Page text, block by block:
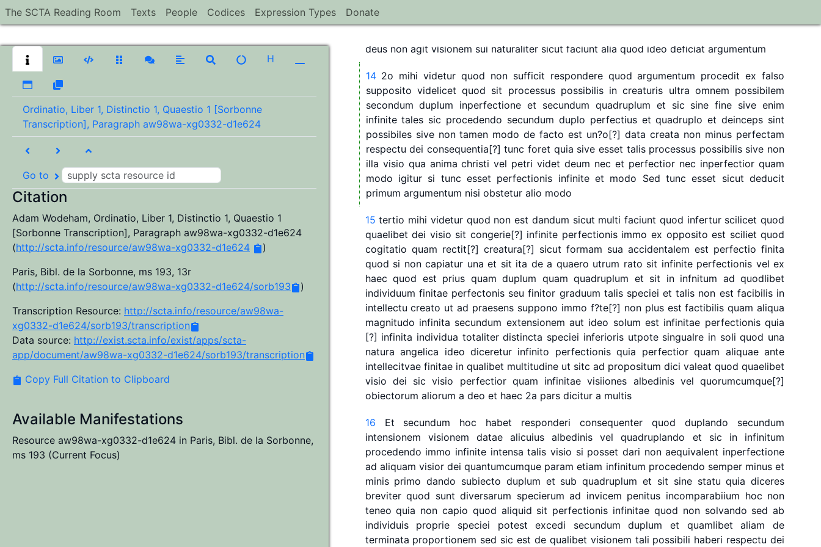
The SCTA Reading Room Texts People Codices Expression Types Donate
H
Ordinatio, Liber 1, Distinctio 1, Quaestio 1 [Sorbonne
Transcription], Paragraph aw98wa-xg0332-d1e624
Go to
Citation
Adam Wodeham, Ordinatio, Liber 1, Distinctio 1, Quaestio 1
[Sorbonne Transcription], Paragraph aw98wa-xg0332-d1e624
(http://scta.info/resource/aw98wa-xg0332-d1e624
)
Paris, Bibl. de la Sorbonne, ms 193, 13r
(http://scta.info/resource/aw98wa-xg0332-d1e624/sorb193
)
Transcription Resource: http://scta.info/resource/aw98wa-
xg0332-d1e624/sorb193/transcription
Data source: http://exist.scta.info/exist/apps/scta-
app/document/aw98wa-xg0332-d1e624/sorb193/transcription
Copy Full Citation to Clipboard
Available Manifestations
Resource aw98wa-xg0332-d1e624 in Paris, Bibl. de la Sorbonne,
ms 193 (Current Focus)
perfectionois
deus non agit visionem sui naturaliter sicut faciunt alia quod ideo deficiat argumentum
14 2o mihi videtur quod non sufficit respondere quod argumentum procedit ex falso
supposito videlicet quod sit processus possibilis in creaturis ultra omnem possibilem
secondum duplum inperfectione et secundum quadruplum et sic sine fine sive enim
infinite tales sic procedendo secundum duplo perfectius et quadruplo et deinceps sint
possibiles sive non tamen modo de facto est un?o[?] data creata non minus perfectam
respectu dei consequentia[?] tunc foret quia sive esset talis processus possibilis sive non
illa visio qua anima christi vel petri videt deum nec et perfectior nec inperfectior quam
modo igitur si tunc esset perfectionis infinite et modo Sed tunc esset sicut deducit
primum argumentum nisi obstetur alio modo
15 tertio mihi videtur quod non est dandum sicut multi faciunt quod infertur scilicet quod
quaelibet dei visio sit congerie[?] infinite perfectionis immo ex opposito est sciliet quod
cogitatio quam rectit[?] creatura[?] sicut formam sua accidentalem est perfectio finita
quod si non capiatur una et sit ita de a quaero utrum rato sit infinite perfectionis vel ex
haec quod est prius quam duplum quam quadruplum et sit in infnitum ad quodlibet
individuum finitae perfectonis seu finitor graduum talis speciei et talis non est facibilis in
intellectu creato ut ad praesens suppono immo f?te[?] non plus est factibilis quam aliqua
magnitudo infinita secundum extensionem aut ideo solum est infinitae perfectionis quia
[?] infinita individua totaliter distincta speciei inferioris utpote singualre in soli quod una
natura angelica ideo diceretur infinito perfectionis quia perfectior quam aliquae ante
intellecitvae finitae in qualibet multitudine ut sitc ad propositum dici valeat quod quaelibet
visio dei sic visio perfectior quam infinitae visiiones albedinis vel quorumcumque[?]
obiectorum aliorum a deo et haec 2a pars dicitur a multis
16 Et secundum hoc habet responderi consequenter quod duplando
secundum
intensionem
visionem datae alicuius albedinis vel quadruplando et sic in
infinitum
procedendo immo infinite intensa talis visio si posset dari non aequivalent inperfectione
ad aliquam visior dei quantumcumque param etiam infinitum procedendo semper minus et
minis primo dando subiecto duplum et sub quadruplum et sit sine statu quia diceres
breviter quod sunt diversarum specierum ad invicem penitus incomparabiium hoc non
teneo quia non capio quod aliquid sit perfectionis infinitae quod non solvando sed ab
individuis
proprie speciei potest excedi secundum duplum et quamlibet aliam
de
terminata proportionem sed sic est de qualibet visionem tali possibili haberi respectu dei